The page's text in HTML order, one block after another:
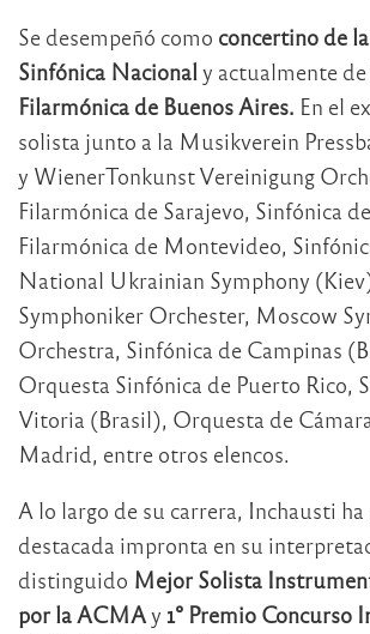
Se desempeñó como concertino de
Sinfónica Nacional y actualmente
Filarmónica de Buenos Aires. En el
solista junto a la Musikverein
y WienerTonkunst Vereinigung
Filarmónica de Sarajevo, Sinfónica
Filarmónica de Montevideo,
National Ukrainian Symphony
Symphoniker Orchester, Moscow
Orchestra, Sinfónica de Campinas
Orquesta Sinfónica de Puerto Rico,
Vitoria (Brasil), Orquesta de
Madrid, entre otros elencos.
A lo largo de su carrera, Inchausti
destacada impronta en su
distinguido Mejor Solista
por la ACMAy 1° Premio Concurso